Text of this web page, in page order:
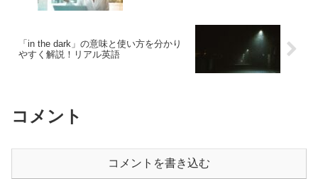
「in the dark」の意味と使い方を分かり
やすく解説！リアル英語
コメント
コメントを書き込む